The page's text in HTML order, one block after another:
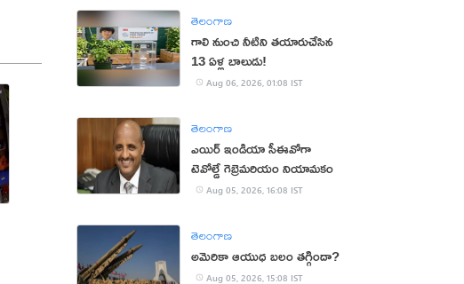
తెలంగాణ
గాలి నుంచి నీటిని తయారుచేసిన
13 ఏళ్ల బాలుడు!
Aug 06, 2026, 01:08 IST
తెలంగాణ
ఎయిర్ ఇండియా సీఈవోగా
టెవోల్డే గెబ్రెమరియం నియామకం
Aug 05, 2026, 16:08 IST
తెలంగాణ
అమెరికా ఆయుధ బలం తగ్గిందా?
Aug 05, 2026, 15:08 IST